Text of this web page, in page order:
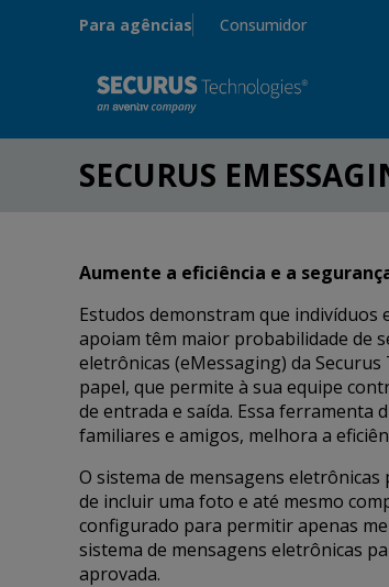
Para agências Consumidor
SECURUS
Aumente a eficiência e a
Estudos demonstram que indivíduos
apoiam têm maior probabilidade de
eletrônicas (eMessaging) da
papel, que permite à sua equipe
de entrada e saída. Essa ferramenta
familiares e amigos, melhora a
O sistema de mensagens
de incluir uma foto e até mesmo
configurado para permitir apenas
sistema de mensagens eletrônicas
aprovada.